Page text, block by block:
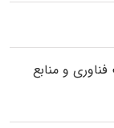
و منابع